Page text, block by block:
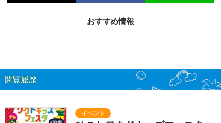
おすすめ情報
閲覧履歴